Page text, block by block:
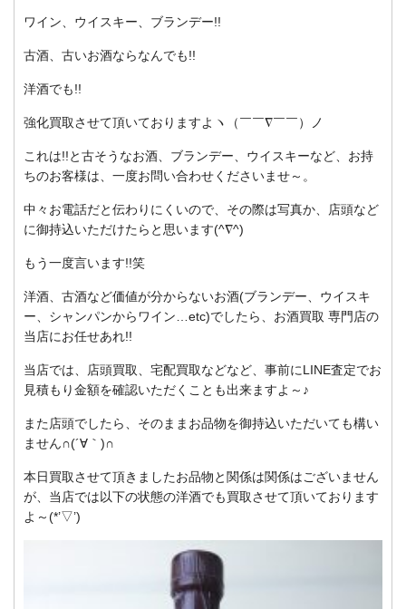
ワイン、ウイスキー、ブランデー!!
古酒、古いお酒ならなんでも!!
洋酒でも!!
強化買取させて頂いておりますよヽ（￣￣∇￣￣）ノ
これは!!と古そうなお酒、ブランデー、ウイスキーなど、お持
ちのお客様は、一度お問い合わせくださいませ～。
中々お電話だと伝わりにくいので、その際は写真か、店頭など
に御持込いただけたらと思います(^∇^)
もう一度言います!!笑
洋酒、古酒など価値が分からないお酒(ブランデー、ウイスキ
ー、シャンパンからワイン…etc)でしたら、お酒買取 専門店の
当店にお任せあれ!!
当店では、店頭買取、宅配買取などなど、事前にLINE査定でお
見積もり金額を確認いただくことも出来ますよ～♪
また店頭でしたら、そのままお品物を御持込いただいても構い
ません∩(´∀｀)∩
本日買取させて頂きましたお品物と関係は関係はございません
が、当店では以下の状態の洋酒でも買取させて頂いております
よ～(*’▽’)